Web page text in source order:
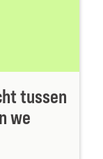
tussen
we